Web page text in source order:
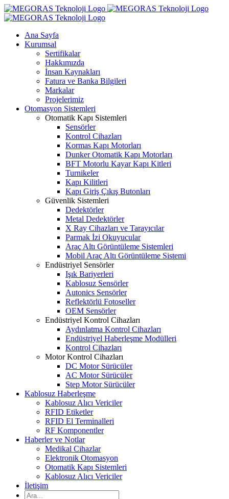
Skip
to
Ana Sayfa
Kurumsal
Sertifikalar
Hakkımızda
İnsan Kaynakları
Fatura ve Banka Bilgileri
Markalar
Projelerimiz
Otomasyon Sistemleri
Otomatik Kapı Sistemleri
Sensörler
Kontrol Cihazları
Kormas Kapı Motorları
Dunker Otomatik Kapı Motorları
BFT Motorlu Kayar Kapı Kitleri
Turnikeler
Kapı Kilitleri
Kapı Giriş Çıkış Butonları
Güvenlik Sistemleri
Dedektörler
Metal Dedektörler
X Ray Cihazları ve Tarayıcılar
Parmak İzi Okuyucular
Araç Altı Görüntüleme Sistemleri
Mobil Araç Altı Görüntüleme Sistemi
Endüstriyel Sensörler
Işık Bariyerleri
Kablosuz Sensörler
Autonics Sensörler
Reflektörlü Fotoseller
OEM Sensörler
Endüstriyel Kontrol Cihazları
Aydınlatma Kontrol Cihazları
Endüstriyel Haberleşme Modülleri
Kontrol Cihazları
Motor Kontrol Cihazları
DC Motor Sürücüler
AC Motor Sürücüler
Step Motor Sürücüler
Kablosuz Haberleşme
Kablosuz Alıcı Vericiler
RFID Etiketler
RFID El Terminalleri
RF Komponentler
Haberler ve Notlar
Medikal Cihazlar
Elektronik Otomasyon
Otomatik Kapı Sistemleri
Kablosuz Alıcı Vericiler
İletişim
Ara: